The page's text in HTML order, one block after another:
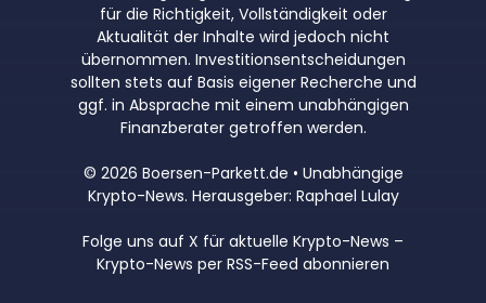
für die Richtigkeit, Vollständigkeit oder
Aktualität der Inhalte wird jedoch nicht
übernommen. Investitionsentscheidungen
sollten stets auf Basis eigener Recherche und
ggf. in Absprache mit einem unabhängigen
Finanzberater getroffen werden.
© 2026 Boersen-Parkett.de • Unabhängige
Krypto-News. Herausgeber: Raphael Lulay
Folge uns auf X für aktuelle Krypto-News –
Krypto-News per RSS-Feed abonnieren